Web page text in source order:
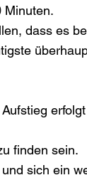
Minuten.
dass es
finden sein.
sich ein